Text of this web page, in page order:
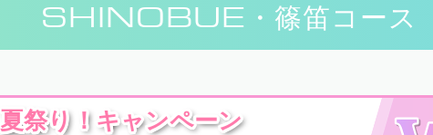
SHINOBUE ・篠笛コース
夏祭り！キャンペーン